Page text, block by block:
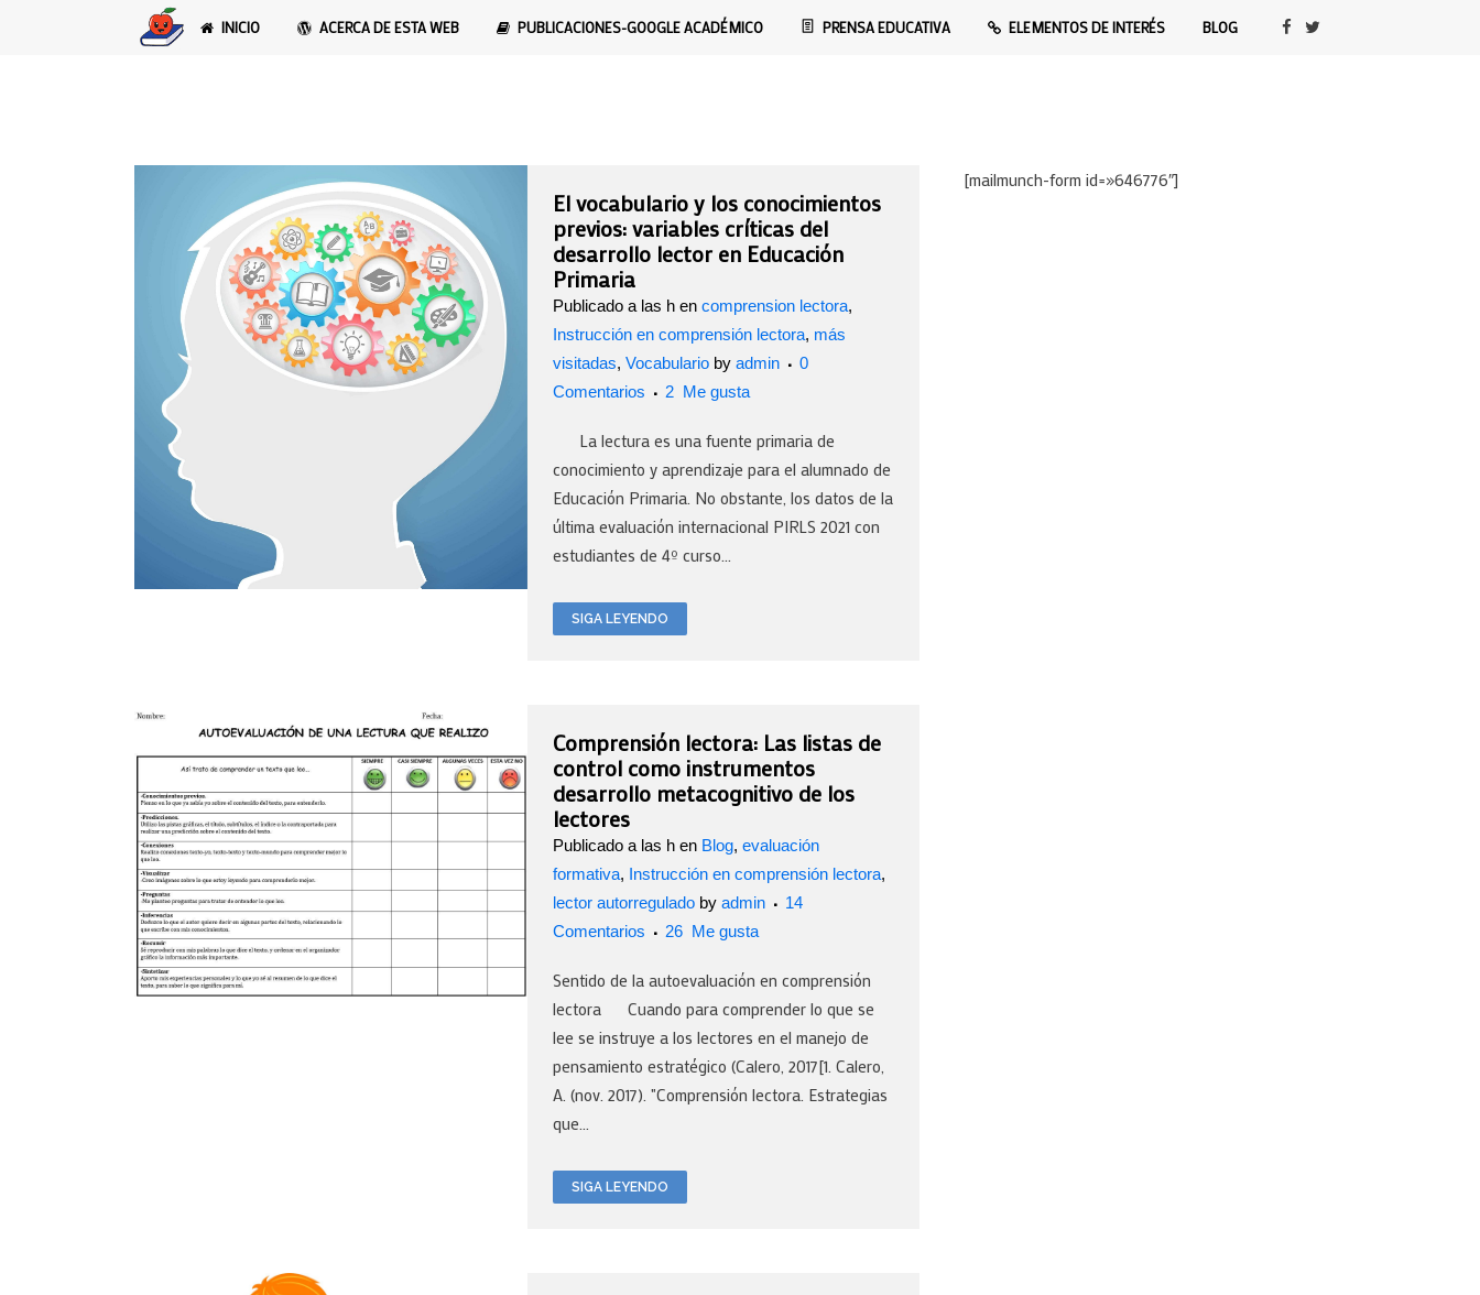
INICIO ACERCA DE ESTA WEB PUBLICACIONES-GOOGLE ACADÉMICO PRENSA EDUCATIVA ELEMENTOS DE INTERÉS BLOG
El vocabulario y los conocimientos
previos: variables críticas del
desarrollo lector en Educación
Primaria
Publicado a las hen comprension lectora,
Instrucción en comprensión lectora, más
visitadas, Vocabulario by admin
0
Comentarios
2 Me gusta
La lectura es una fuente primaria de
conocimiento y aprendizaje para el alumnado de
Educación Primaria. No obstante, los datos de la
última evaluación internacional PIRLS 2021 con
estudiantes de 4º curso...
SIGA LEYENDO
Comprensión lectora: Las listas de
control como instrumentos
desarrollo metacognitivo de los
lectores
Publicado a las hen Blog, evaluación
formativa, Instrucción en comprensión lectora,
lector autorregulado by admin
14
Comentarios
26 Me gusta
Sentido de la autoevaluación en comprensión
lectora Cuando para comprender lo que se
lee se instruye a los lectores en el manejo de
pensamiento estratégico (Calero, 2017[1. Calero,
A. (nov. 2017). "Comprensión lectora. Estrategias
que...
SIGA LEYENDO
[mailmunch-form id=»646776″]